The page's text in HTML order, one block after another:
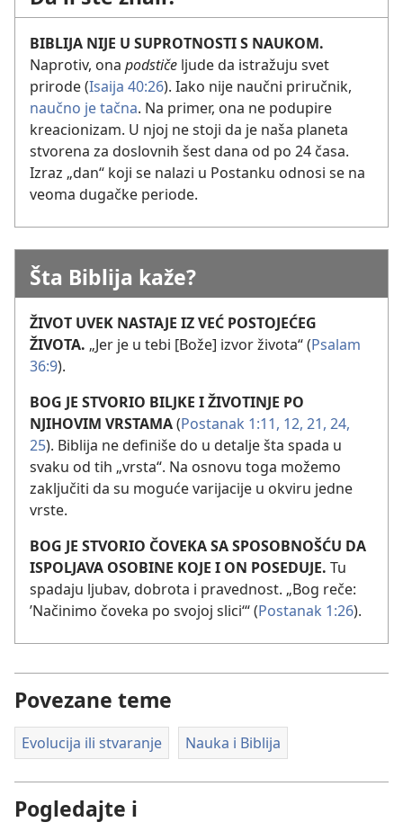
BIBLIJA NIJE U SUPROTNOSTI S NAUKOM.
Naprotiv, ona podstiče ljude da istražuju svet
prirode (Isaija 40:26). Iako nije naučni priručnik,
naučno je tačna. Na primer, ona ne podupire
kreacionizam. U njoj ne stoji da je naša planeta
stvorena za doslovnih šest dana od po 24 časa.
Izraz „dan“ koji se nalazi u Postanku odnosi se na
veoma dugačke periode.
Šta Biblija kaže?
ŽIVOT UVEK NASTAJE IZ VEĆ POSTOJEĆEG
ŽIVOTA. „Jer je u tebi [Bože] izvor života“ (Psalam
36:9).
BOG JE STVORIO BILJKE I ŽIVOTINJE PO
NJIHOVIM VRSTAMA(Postanak 1:11, 12, 21, 24,
25). Biblija ne definiše do u detalje šta spada u
svaku od tih „vrsta“. Na osnovu toga možemo
zaključiti da su moguće varijacije u okviru jedne
vrste.
BOG JE STVORIO ČOVEKA SA SPOSOBNOŠĆU DA
ISPOLJAVA OSOBINE KOJE I ON POSEDUJE. Tu
spadaju ljubav, dobrota i pravednost. „Bog reče:
’Načinimo čoveka po svojoj slici‘“ (Postanak 1:26).
Povezane teme
Evolucija ili stvaranje Nauka i Biblija
Pogledajte i